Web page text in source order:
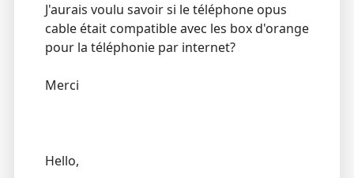
J'aurais voulu savoir si le téléphone opus
cable était compatible avec les box d'orange
pour la téléphonie par internet?
Merci
Hello,